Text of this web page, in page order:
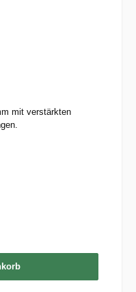
mit verstärkten